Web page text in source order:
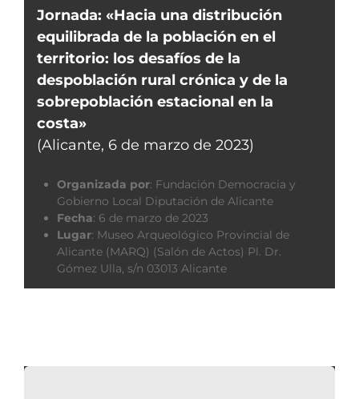
Jornada: «Hacia una distribución
equilibrada de la población en el
territorio: los desafíos de la
despoblación rural crónica y de la
sobrepoblación estacional en la
costa»
(Alicante, 6 de marzo de 2023)
Organizada por: Fundación Democracia y
Gobierno Local Diputación de Alicante
Fecha: 6 de marzo de 2023
Lugar: Museo Arqueológico Provincial de
Alicante (MARQ) (Salón de Actos) Pl. Dr.
Gómez Ulla, s/n 03013 Alicante